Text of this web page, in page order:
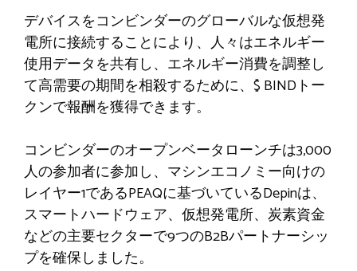
デバイスをコンビンダーのグローバルな仮想発
電所に接続することにより、人々はエネルギー
使用データを共有し、エネルギー消費を調整し
て高需要の期間を相殺するために、$ BINDトー
クンで報酬を獲得できます。
コンビンダーのオープンベータローンチは3,000
人の参加者に参加し、マシンエコノミー向けの
レイヤー1であるPEAQに基づいているDepinは、
スマートハードウェア、仮想発電所、炭素資金
などの主要セクターで9つのB2Bパートナーシッ
プを確保しました。